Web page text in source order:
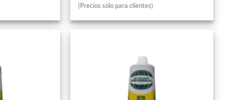
(Precios sólo para clientes)